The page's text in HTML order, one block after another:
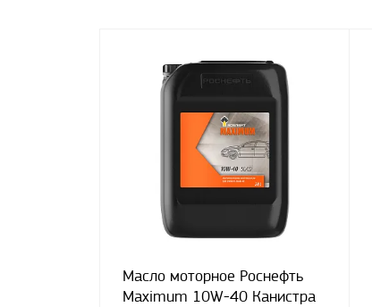
Масло моторное Роснефть
Maximum 10W-40 Канистра